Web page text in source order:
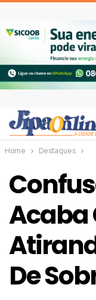
Home Destaques
Acaba
De